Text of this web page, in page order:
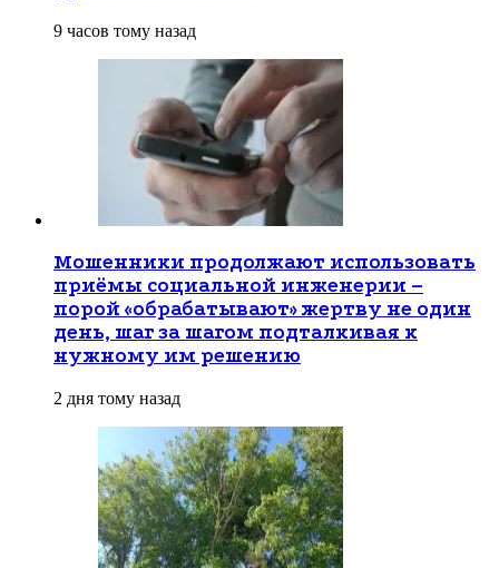
9 часов тому назад
Мошенники продолжают использовать
приёмы социальной инженерии –
порой «обрабатывают» жертву не один
день, шаг за шагом подталкивая к
нужному им решению
2 дня тому назад